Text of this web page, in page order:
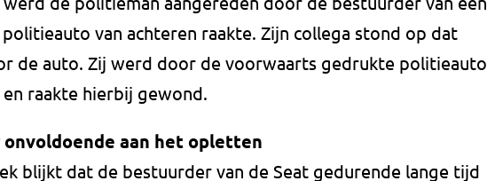
van achteren raakte. Zijn collega stond op dat
de auto. Zij werd door de voorwaarts gedrukte politieauto
raakte hierbij gewond.
aan het opletten
blijkt dat de bestuurder van de Seat gedurende lange tijd